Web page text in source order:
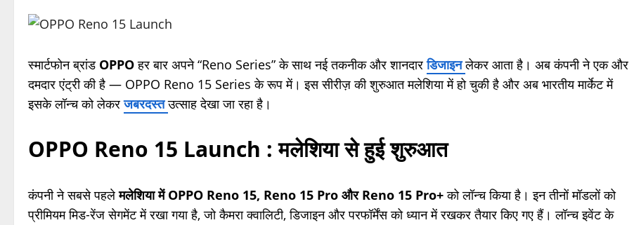
स्मार्टफोन ब्रांड OPPOहर बार अपने “Reno Series” के साथ नई तकनीक और शानदारडिजाइनलेकर आता है। अब कंपनी ने एक और
दमदार एंट्री की है — OPPO Reno 15 Series के रूप में। इस सीरीज़ की शुरुआत मलेशिया में हो चुकी है और अब भारतीय मार्केट में
इसके लॉन्च को लेकरजबरदस्तउत्साह देखा जा रहा है।
OPPO Reno 15 Launch :मलेशिया से हुई शुरुआत
कंपनी ने सबसे पहलेमलेशिया में OPPO Reno 15, Reno 15 Pro और Reno 15 Pro+को लॉन्च किया है। इन तीनों मॉडलों को
प्रीमियम मिड-रेंज सेगमेंट में रखा गया है, जो कैमरा क्वालिटी, डिजाइन और परफॉर्मेंस को ध्यान में रखकर तैयार किए गए हैं। लॉन्च इवेंट के